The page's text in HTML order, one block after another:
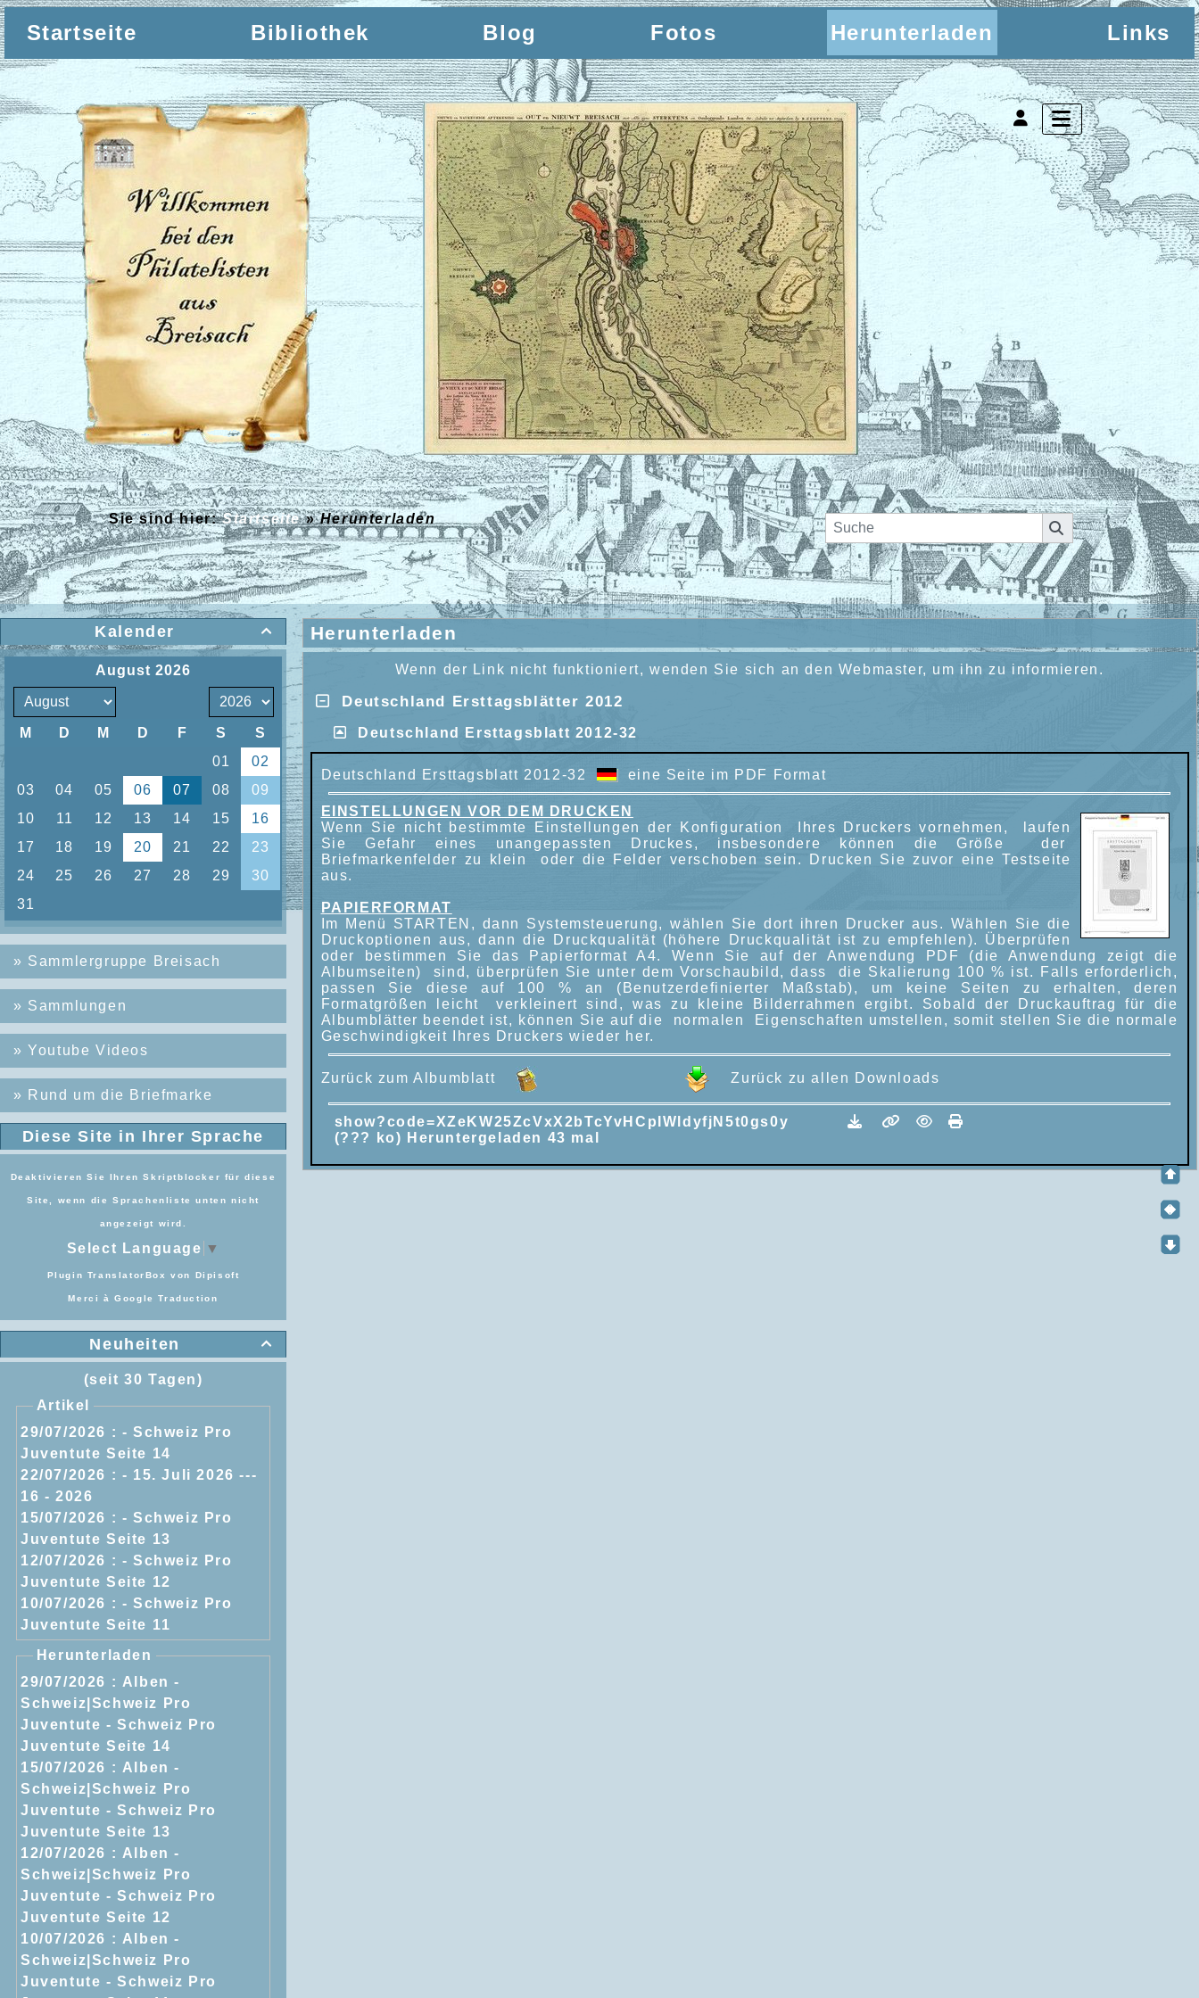
Startseite Bibliothek Blog Fotos Herunterladen Links
Sie sind hier:Startseite»Herunterladen

Kalender
» Sammlergruppe Breisach
» Sammlungen
»Youtube Videos
» Rund um die Briefmarke
Diese Site in Ihrer Sprache
Deaktivieren Sie Ihren Skriptblocker für diese
Site, wenn die Sprachenliste unten nicht
angezeigt wird.
Select Language ▼
Plugin TranslatorBox von Dipisoft
Merci àGoogle Traduction

Neuheiten
(seit 30 Tagen)
Artikel
29/07/2026 : - Schweiz Pro
Juventute Seite 14
22/07/2026 : - 15. Juli 2026 ---
16 - 2026
15/07/2026 : - Schweiz Pro
Juventute Seite 13
12/07/2026 : - Schweiz Pro
Juventute Seite 12
10/07/2026 : - Schweiz Pro
Juventute Seite 11
Herunterladen
29/07/2026 : Alben -
Schweiz|Schweiz Pro
Juventute - Schweiz Pro
Juventute Seite 14
15/07/2026 : Alben -
Schweiz|Schweiz Pro
Juventute - Schweiz Pro
Juventute Seite 13
12/07/2026 : Alben -
Schweiz|Schweiz Pro
Juventute - Schweiz Pro
Juventute Seite 12
10/07/2026 : Alben -
Schweiz|Schweiz Pro
Juventute - Schweiz Pro
Herunterladen
Wenn der Link nicht funktioniert, wenden Sie sich an den Webmaster, um ihn zu informieren.
Deutschland Ersttagsblätter 2012
Deutschland Ersttagsblatt 2012-32
Deutschland Ersttagsblatt 2012-32 eine Seite im PDF Format
EINSTELLUNGEN VOR DEM DRUCKEN
Wenn Sie nicht bestimmte Einstellungen der Konfiguration Ihres Druckers vornehmen, laufen
Sie Gefahr eines unangepassten Druckes, insbesondere können die Größe der
Briefmarkenfelder zu klein oder die Felder verschoben sein. Drucken Sie zuvor eine Testseite
aus.
PAPIERFORMAT
Im Menü STARTEN, dann Systemsteuerung, wählen Sie dort ihren Drucker aus. Wählen Sie die
Druckoptionen aus, dann die Druckqualität (höhere Druckqualität ist zu empfehlen). Überprüfen
oder bestimmen Sie das Papierformat A4. Wenn Sie auf der Anwendung PDF (die Anwendung zeigt die
Albumseiten) sind, überprüfen Sie unter dem Vorschaubild, dass die Skalierung 100 % ist. Falls erforderlich,
passen Sie diese auf 100 % an (Benutzerdefinierter Maßstab), um keine Seiten zu erhalten, deren
Formatgrößen leicht verkleinert sind, was zu kleine Bilderrahmen ergibt. Sobald der Druckauftrag für die
Albumblätter beendet ist, können Sie auf die normalen Eigenschaften umstellen, somit stellen Sie die normale
Geschwindigkeit Ihres Druckers wieder her.
Zurück zum Albumblatt Zurück zu allen Downloads
show?code=XZeKW25ZcVxX2bTcYvHCpIWldyfjN5t0gs0y
(??? ko) Heruntergeladen 43 mal